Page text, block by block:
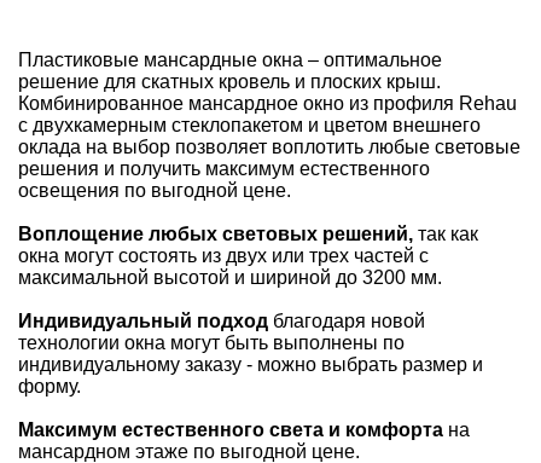
Пластиковые мансардные окна – оптимальное
решение для скатных кровель и плоских крыш.
Комбинированное мансардное окно из профиля Rehau
с двухкамерным стеклопакетом и цветом внешнего
оклада на выбор позволяет воплотить любые световые
решения и получить максимум естественного
освещения по выгодной цене.
Воплощение любых световых решений, так как
окна могут состоять из двух или трех частей с
максимальной высотой и шириной до 3200 мм.
Индивидуальный подход благодаря новой
технологии окна могут быть выполнены по
индивидуальному заказу - можно выбрать размер и
форму.
Максимум естественного света и комфорта на
мансардном этаже по выгодной цене.